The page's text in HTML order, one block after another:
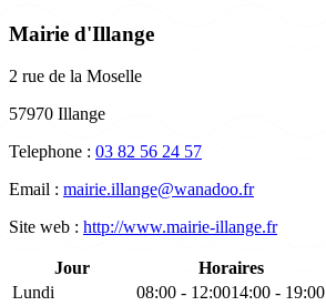
Mairie d'Illange
2 rue de la Moselle
57970 Illange
Telephone : 03 82 56 24 57
Email : mairie.illange@wanadoo.fr
Site web : http://www.mairie-illange.fr
Jour
Horaires
Lundi
08:00 - 12:0014:00 - 19:00